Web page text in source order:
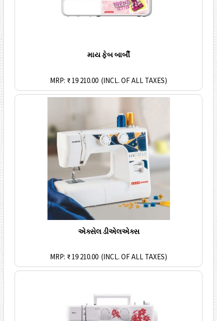
માય ફેબ બાર્બી
MRP: ₹ 19 210.00 (INCL. OF ALL TAXES)
એક્સેલ ડીએલએક્સ
MRP: ₹ 19 210.00 (INCL. OF ALL TAXES)